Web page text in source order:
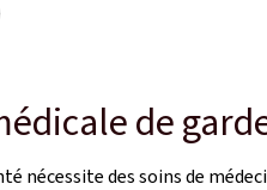
de
nécessite des soins de